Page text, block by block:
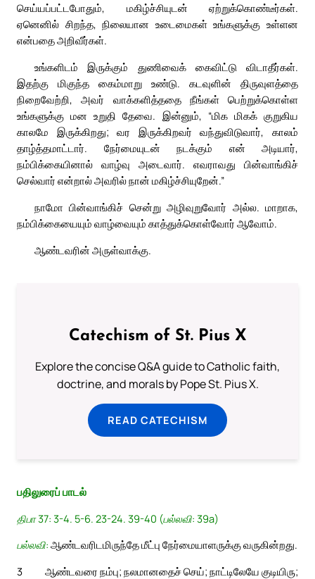
செய்யப்பட்டபோதும், மகிழ்ச்சியுடன் ஏற்றுக்கொண்டீர்கள்.
ஏனெனில் சிறந்த, நிலையான உடைமைகள் உங்களுக்கு உள்ளன
என்பதை அறிவீர்கள்.
உங்களிடம் இருக்கும் துணிவைக் கைவிட்டு விடாதீர்கள்.
இதற்கு மிகுந்த கைம்மாறு உண்டு. கடவுளின் திருவுளத்தை
நிறைவேற்றி, அவர் வாக்களித்ததை நீங்கள் பெற்றுக்கொள்ள
உங்களுக்கு மன உறுதி தேவை. இன்னும், “மிக மிகக் குறுகிய
காலமே இருக்கிறது; வர இருக்கிறவர் வந்துவிடுவார், காலம்
தாழ்த்தமாட்டார். நேர்மையுடன் நடக்கும் என் அடியார்,
நம்பிக்கையினால் வாழ்வு அடைவார். எவராவது பின்வாங்கிச்
செல்வார் என்றால் அவரில் நான் மகிழ்ச்சியுறேன்.”
நாமோ பின்வாங்கிச் சென்று அழிவுறுவோர் அல்ல. மாறாக,
நம்பிக்கையையும் வாழ்வையும் காத்துக்கொள்வோர் ஆவோம்.
ஆண்டவரின் அருள்வாக்கு.
Catechism of St. Pius X
Explore the concise Q&A guide to Catholic faith,
doctrine, and morals by Pope St. Pius X.
READ CATECHISM
பதிலுரைப் பாடல்
திபா 37: 3-4. 5-6. 23-24. 39-40 (பல்லவி: 39a)
பல்லவி: ஆண்டவரிடமிருந்தே மீட்பு நேர்மையாளருக்கு வருகின்றது.
3
ஆண்டவரை நம்பு; நலமானதைச் செய்; நாட்டிலேயே குடியிரு;